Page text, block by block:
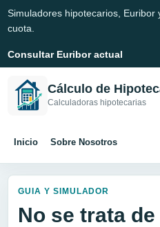
Simuladores hipotecarios,
cuota.
Consultar Euribor actual
Cálculo de
Calculadoras hipotecarias
Inicio Sobre Nosotros
GUIA Y SIMULADOR
No se trata